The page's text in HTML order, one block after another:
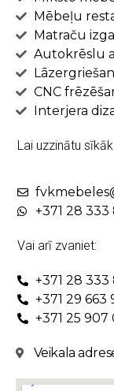
Mēbeļu
Matraču
Autokrēslu
CNC
Interjera
Lai uzzinātu
+371 28 333
Vai arī zvaniet:
+371 28 333
+371 29 663
+371 25 907
Veikala